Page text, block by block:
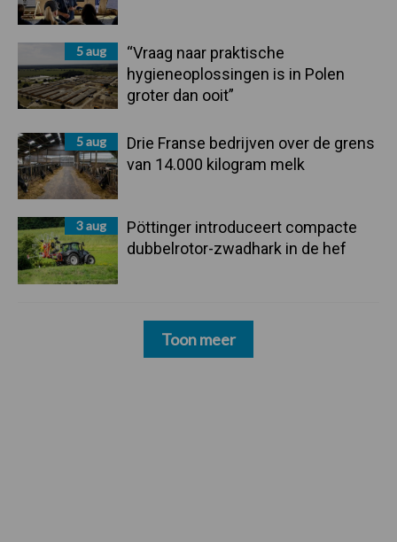
5 aug
“Vraag naar praktische
hygieneoplossingen is in Polen
groter dan ooit”
5 aug
Drie Franse bedrijven over de grens
van 14.000 kilogram melk
3 aug
Pöttinger introduceert compacte
dubbelrotor-zwadhark in de hef
Toon meer